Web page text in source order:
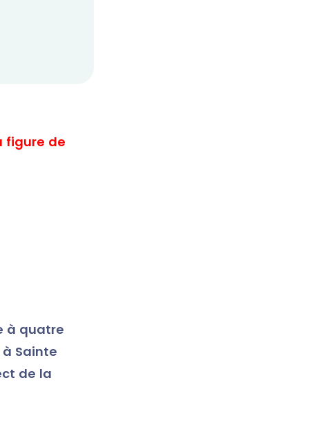
figure de
à quatre
Sainte
de la